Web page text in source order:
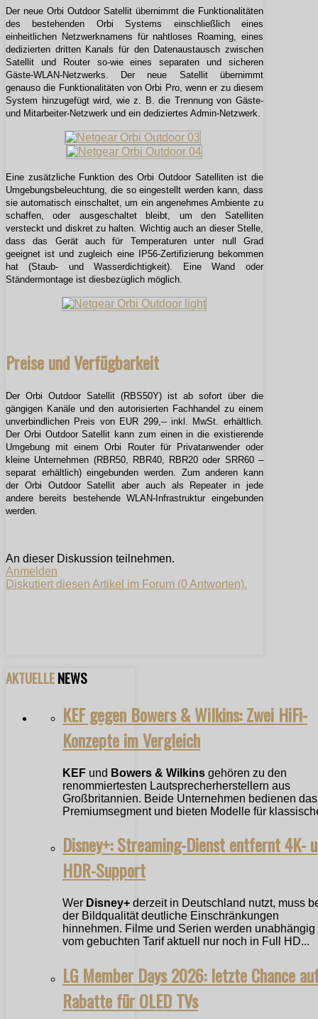
Der neue Orbi Outdoor Satellit übernimmt die Funktionalitäten
des bestehenden Orbi Systems einschließlich eines
einheitlichen Netzwerknamens für nahtloses Roaming, eines
dedizierten dritten Kanals für den Datenaustausch zwischen
Satellit und Router so-wie eines separaten und sicheren
Gäste-WLAN-Netzwerks. Der neue Satellit übernimmt
genauso die Funktionalitäten von Orbi Pro, wenn er zu diesem
System hinzugefügt wird, wie z. B. die Trennung von Gäste-
und Mitarbeiter-Netzwerk und ein dediziertes Admin-Netzwerk.
Eine zusätzliche Funktion des Orbi Outdoor Satelliten ist die
Umgebungsbeleuchtung, die so eingestellt werden kann, dass
sie automatisch einschaltet, um ein angenehmes Ambiente zu
schaffen, oder ausgeschaltet bleibt, um den Satelliten
versteckt und diskret zu halten. Wichtig auch an dieser Stelle,
dass das Gerät auch für Temperaturen unter null Grad
geeignet ist und zugleich eine IP56-Zertifizierung bekommen
hat (Staub- und Wasserdichtigkeit). Eine Wand oder
Ständermontage ist diesbezüglich möglich.
Preise und Verfügbarkeit
Der Orbi Outdoor Satellit (RBS50Y) ist ab sofort über die
gängigen Kanäle und den autorisierten Fachhandel zu einem
unverbindlichen Preis von EUR 299,-- inkl. MwSt. erhältlich.
Der Orbi Outdoor Satellit kann zum einen in die existierende
Umgebung mit einem Orbi Router für Privatanwender oder
kleine Unternehmen (RBR50, RBR40, RBR20 oder SRR60 –
separat erhältlich) eingebunden werden. Zum anderen kann
der Orbi Outdoor Satellit aber auch als Repeater in jede
andere bereits bestehende WLAN-Infrastruktur eingebunden
werden.
An dieser Diskussion teilnehmen.
Anmelden
Diskutiert diesen Artikel im Forum (0 Antworten).
AKTUELLENEWS
KEF gegen Bowers & Wilkins: Zwei HiFi-
Konzepte im Vergleich
KEF und Bowers & Wilkins gehören zu den
renommiertesten Lautsprecherherstellern aus
Großbritannien. Beide Unternehmen bedienen das
Premiumsegment und bieten Modelle für
Disney+: Streaming-Dienst entfernt 4K-
HDR-Support
Wer Disney+ derzeit in Deutschland nutzt, muss
der Bildqualität deutliche Einschränkungen
hinnehmen. Filme und Serien werden unabhängig
vom gebuchten Tarif aktuell nur noch in Full HD...
LG Member Days 2026: letzte Chance
Rabatte für OLED TVs